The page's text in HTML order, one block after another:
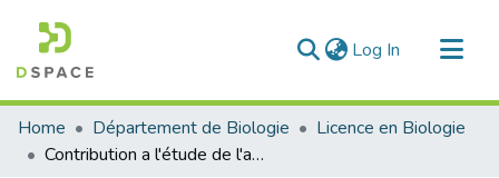
Log In (current)
Communities & Collections
All of DSpace
Home Département de Biologie
Licence en Biologie
Contribution a l'étude de l'activité antioxydante de l'huile de noyaux de dattes